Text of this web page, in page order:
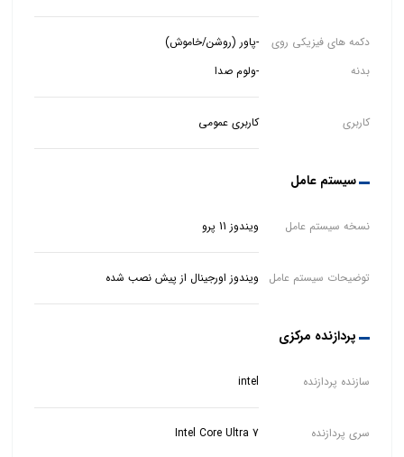
دکمه های فیزیکی روی
بدنه
-پاور (روشن/خاموش)
-ولوم صدا
کاربری کاربری عمومی
سیستم عامل
نسخه سیستم عامل ویندوز 11 پرو
توضیحات سیستم عامل ویندوز اورجینال از پیش نصب شده
پردازنده مرکزی
سازنده پردازنده intel
سری پردازنده Intel Core Ultra 7